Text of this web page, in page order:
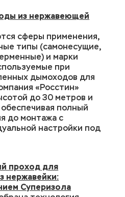
из нержавеющей
сферы применения,
типы (самонесущие,
и марки
при
дымоходов для
«Росстин»
до 30 метров и
полный
до монтажа с
настройки под
проход для
нержавейки:
Суперизола